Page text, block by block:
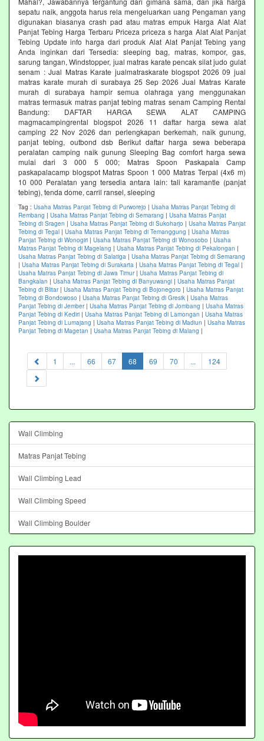
sepatu naik, anggota harus rela mengeluarkan uang Pengaman yang
digunakan biasanya crash pad atau matras empuk Harga Alat Alat
Panjat Tebing Harga Terbaru Priceza priceza s harga Alat Alat Panjat
Tebing Update info harga dari produk Alat Alat Panjat Tebing yang
Anda inginkan dari Tersedia: sleeping bag, matras, kompor, gas,
sarung tangan, Windstopper, jual matras karate pencak silat judo gulat
senam : Jual Matras Karate jualmatraskarate blogspot 2026 09 jual
matras karate murah di surabaya 25 Sep 2026 Jual Matras Karate
murah di surabaya hampir semua olahraga yang menggunakan
matras termasuk matras panjat tebing matras senam Camping Rental
Bandung: DAFTAR HARGA SEWA ALAT CAMPING
magmacampingrental blogspot 2026 11 daftar harga sewa alat
camping 22 Nov 2026 dan perlengkapan berkemah, naik gunung,
panjat tebing, outbond dsb Berikut daftar harga sewa beberapa
peralatan camping naik gunung Sleeping Bag comfort harga sewa
mulai dari 3 000 5 000; Matras Spoon Paskapala Camp
paskapalacamp blogspot Matras Spoon 1 000 Matras Terpal (4x6 m)
10 000 Peralatan yang tersedia antara lain: tali karamantle (panjat
tebing), tenda dome, carril ransel, sleeping
Tag : Usaha Matras Panjat Tebing di Purworejo | Usaha Matras Panjat Tebing di
Rembang | Usaha Matras Panjat Tebing di Semarang | Usaha Matras Panjat
Tebing di Sragen | Usaha Matras Panjat Tebing di Sukoharjo | Usaha Matras Panjat
Tebing di Tegal | Usaha Matras Panjat Tebing di Temanggung | Usaha Matras
Panjat Tebing di Wonogiri | Usaha Matras Panjat Tebing di Wonosobo | Usaha
Matras Panjat Tebing di Magelang | Usaha Matras Panjat Tebing di Pekalongan |
Usaha Matras Panjat Tebing di Salatiga | Usaha Matras Panjat Tebing di Semarang
| Usaha Matras Panjat Tebing di Surakarta | Usaha Matras Panjat Tebing di Tegal |
Usaha Matras Panjat Tebing di Jawa Timur| Usaha Matras Panjat Tebing di
Bangkalan | Usaha Matras Panjat Tebing di Banyuwangi | Usaha Matras Panjat
Tebing di Blitar| Usaha Matras Panjat Tebing di Bojonegoro | Usaha Matras Panjat
Tebing di Bondowoso | Usaha Matras Panjat Tebing di Gresik | Usaha Matras
Panjat Tebing di Jember| Usaha Matras Panjat Tebing di Jombang | Usaha Matras
Panjat Tebing di Kediri | Usaha Matras Panjat Tebing di Lamongan | Usaha Matras
Panjat Tebing di Lumajang | Usaha Matras Panjat Tebing di Madiun | Usaha Matras
Panjat Tebing di Magetan | Usaha Matras Panjat Tebing di Malang |
1 ... 66 67 68 (current)
69 70 ... 124
Wall Climbing
Matras Panjat Tebing
Wall Climbing Lead
Wall Climbing Speed
Wall Climbing Boulder